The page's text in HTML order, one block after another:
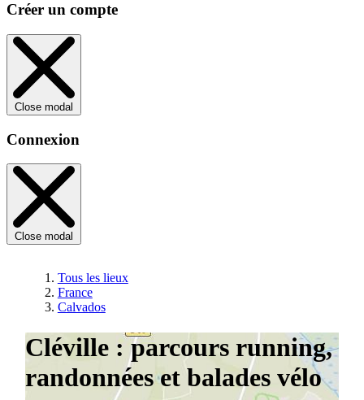
Créer un compte
Close modal
Connexion
Close modal
Tous les lieux
France
Calvados
Cléville : parcours running,
randonnées et balades vélo